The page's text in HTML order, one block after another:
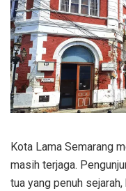
Kota Lama Semarang
masih terjaga.
tua yang penuh